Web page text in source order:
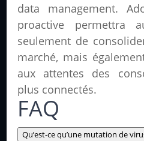
data management.
proactive permettra
seulement de
marché, mais
aux attentes des
plus connectés.
FAQ
Qu’est-ce qu’une mutation de